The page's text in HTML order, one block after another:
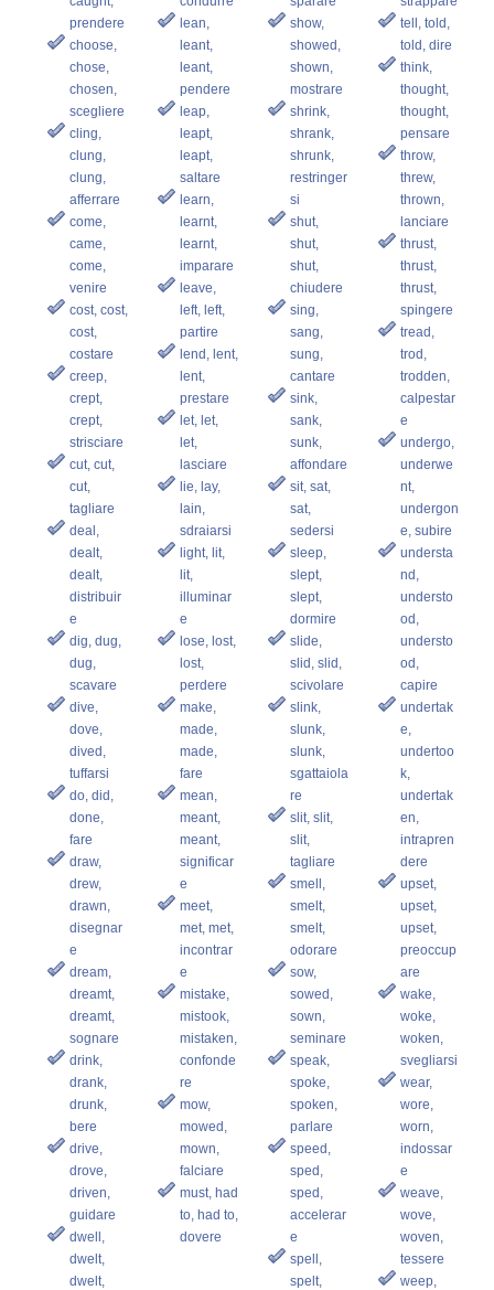
prendere
choose,
chose,
chosen,
scegliere
cling,
clung,
clung,
afferrare
come,
came,
come,
venire
cost, cost,
cost,
costare
creep,
crept,
crept,
strisciare
cut, cut,
cut,
tagliare
deal,
dealt,
dealt,
distribuir
e
dig, dug,
dug,
scavare
dive,
dove,
dived,
tuffarsi
do, did,
done,
fare
draw,
drew,
drawn,
disegnar
e
dream,
dreamt,
dreamt,
sognare
drink,
drank,
drunk,
bere
drive,
drove,
driven,
guidare
dwell,
dwelt,
dwelt,
lean,
leant,
leant,
pendere
leap,
leapt,
leapt,
saltare
learn,
learnt,
learnt,
imparare
leave,
left, left,
partire
lend, lent,
lent,
prestare
let, let,
let,
lasciare
lie, lay,
lain,
sdraiarsi
light, lit,
lit,
illuminar
e
lose, lost,
lost,
perdere
make,
made,
made,
fare
mean,
meant,
meant,
significar
e
meet,
met, met,
incontrar
e
mistake,
mistook,
mistaken,
confonde
re
mow,
mowed,
mown,
falciare
must, had
to, had to,
dovere
show,
showed,
shown,
mostrare
shrink,
shrank,
shrunk,
restringer
si
shut,
shut,
shut,
chiudere
sing,
sang,
sung,
cantare
sink,
sank,
sunk,
affondare
sit, sat,
sat,
sedersi
sleep,
slept,
slept,
dormire
slide,
slid, slid,
scivolare
slink,
slunk,
slunk,
sgattaiola
re
slit, slit,
slit,
tagliare
smell,
smelt,
smelt,
odorare
sow,
sowed,
sown,
seminare
speak,
spoke,
spoken,
parlare
speed,
sped,
sped,
accelerar
e
spell,
spelt,
tell, told,
told, dire
think,
thought,
thought,
pensare
throw,
threw,
thrown,
lanciare
thrust,
thrust,
thrust,
spingere
tread,
trod,
trodden,
calpestar
e
undergo,
underwe
nt,
undergon
e, subire
understa
nd,
understo
od,
understo
od,
capire
undertak
e,
undertoo
k,
undertak
en,
intrapren
dere
upset,
upset,
upset,
preoccup
are
wake,
woke,
woken,
svegliarsi
wear,
wore,
worn,
indossar
e
weave,
wove,
woven,
tessere
weep,